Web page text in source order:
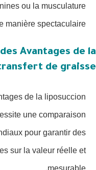
ou la musculature
manière spectaculaire.
Avantages de la
de graisse
de la liposuccion
une comparaison
pour garantir des
sur la valeur réelle et
mesurable.